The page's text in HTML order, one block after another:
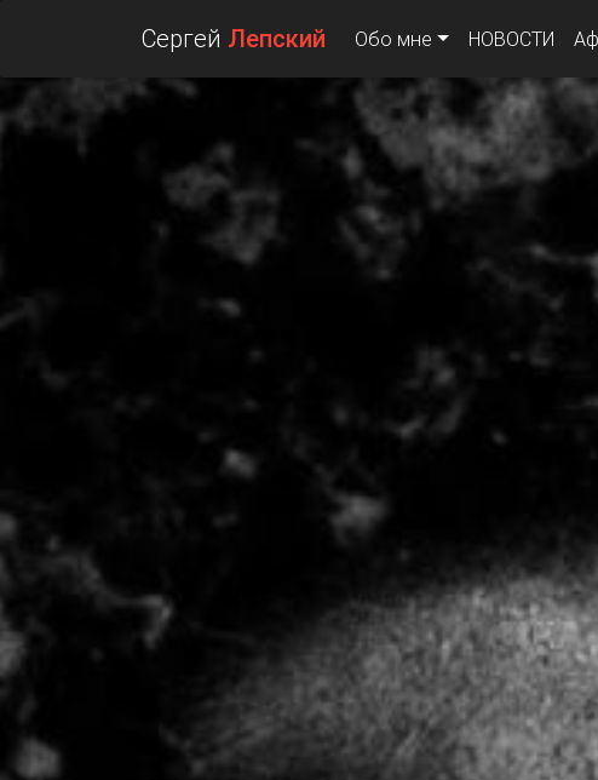
Сергей Лепский Обо мне НОВОСТИ